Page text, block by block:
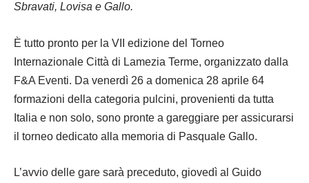
Sbravati, Lovisa e Gallo.
È tutto pronto per la VII edizione del Torneo
Internazionale Città di Lamezia Terme, organizzato dalla
F&A Eventi. Da venerdì 26 a domenica 28 aprile 64
formazioni della categoria pulcini, provenienti da tutta
Italia e non solo, sono pronte a gareggiare per assicurarsi
il torneo dedicato alla memoria di Pasquale Gallo.
L’avvio delle gare sarà preceduto, giovedì al Guido